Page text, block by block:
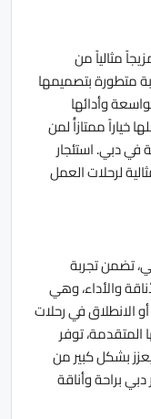
مثالياً من
متطورة بتصميمها
وأدائها
خياراً ممتازاًُ لمن
في دبي. استئجار
لرحلات العمل
في دبي، تضمن تجربة
والأداء، وهي
الانطلاق في رحلات
المتقدمة، توفر
بشكل كبير من
براحة وأناقة